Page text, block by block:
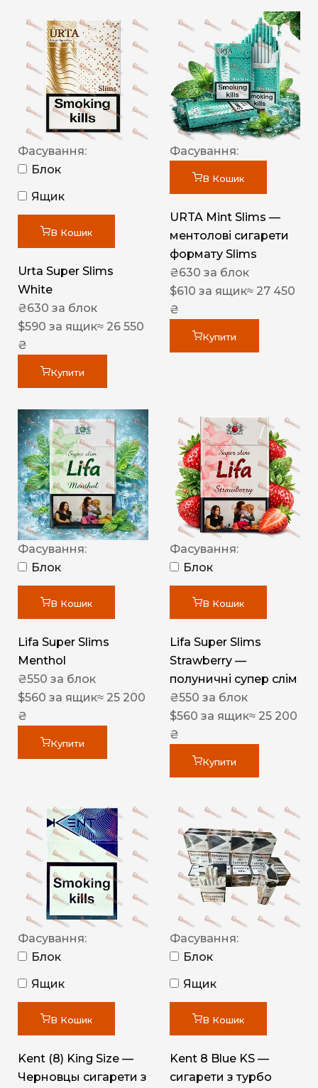
Фасування:
Блок
Ящик
В Кошик
Urta Super Slims
White
₴630 за блок
$590 за ящик≈ 26 550
₴
Купити
Фасування:
В Кошик
URTA Mint Slims —
ментолові сигарети
формату Slims
₴630 за блок
$610 за ящик≈ 27 450
₴
Купити
Фасування:
Блок
В Кошик
Lifa Super Slims
Menthol
₴550 за блок
$560 за ящик≈ 25 200
₴
Купити
Фасування:
Блок
В Кошик
Lifa Super Slims
Strawberry —
полуничні супер слім
₴550 за блок
$560 за ящик≈ 25 200
₴
Купити
Фасування:
Блок
Ящик
В Кошик
Kent (8) King Size —
Черновцы сигарети з
Фасування:
Блок
Ящик
В Кошик
Kent 8 Blue KS —
сигарети з турбо